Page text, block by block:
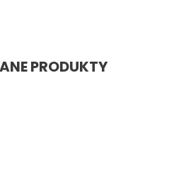
PRODUKTY